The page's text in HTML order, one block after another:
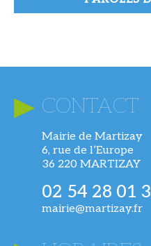
CONTACT
Mairie de Martizay
6, rue de l’Europe
36 220 MARTIZAY
02 54 28 01
mairie@martizay.fr